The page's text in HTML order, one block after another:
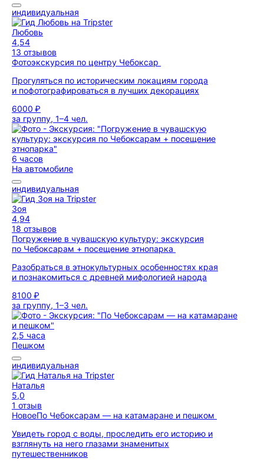
индивидуальная
Любовь
4,54
13 отзывов
Фотоэкскурсия по центру Чебоксар
Прогуляться по историческим локациям города
и пофотографироваться в лучших декорациях
6000 ₽
за группу, 1–4 чел.
6 часов
На автомобиле
индивидуальная
Зоя
4,94
18 отзывов
Погружение в чувашскую культуру: экскурсия
по Чебоксарам + посещение этнопарка
Разобраться в этнокультурных особенностях края
и познакомиться с древней мифологией народа
8100 ₽
за группу, 1–3 чел.
2,5 часа
Пешком
индивидуальная
Наталья
5,0
1 отзыв
НовоеПо Чебоксарам — на катамаране и пешком
Увидеть город с воды, проследить его историю и
взглянуть на него глазами знаменитых
путешественников